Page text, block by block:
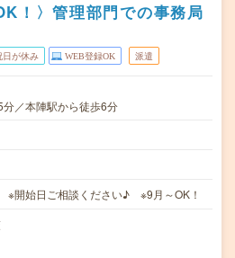
！〉管理部門での事務局
日が休み WEB登録OK 派遣
／本陣駅から徒歩6分
開始日ご相談ください♪ ※9月～OK！